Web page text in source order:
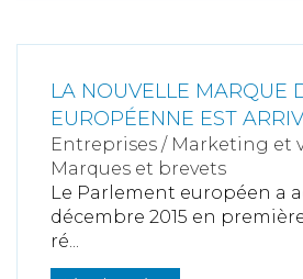
LA NOUVELLE MARQUE
EUROPÉENNE EST
Entreprises / Marketing et
Marques et brevets
Le Parlement européen a
décembre 2015 en
ré...